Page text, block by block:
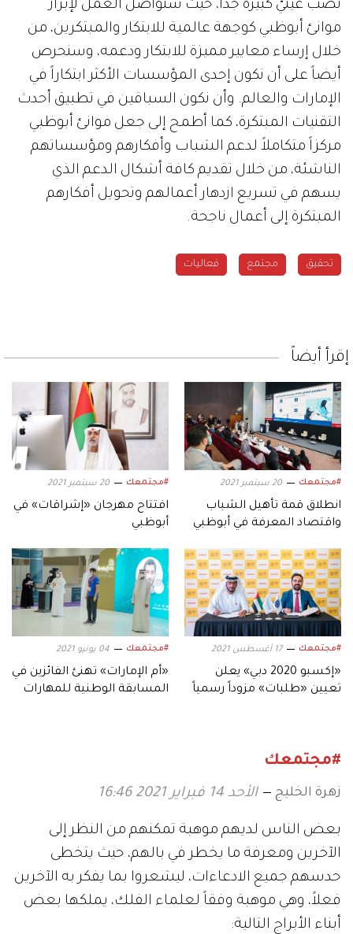
نصب عينيّ كبيرة جداً، حيث سنواصل العمل لإبراز
موانئ أبوظبي كوجهة عالمية للابتكار والمبتكرين، من
خلال إرساء معايير مميزة للابتكار ودعمه، وسنحرص
أيضاً على أن نكون إحدى المؤسسات الأكثر ابتكاراً في
الإمارات والعالم. وأن نكون السباقين في تطبيق أحدث
التقنيات المبتكرة، كما أطمح إلى جعل موانئ أبوظبي
مركزاً متكاملاً لدعم الشباب وأفكارهم ومؤسساتهم
الناشئة، من خلال تقديم كافة أشكال الدعم الذي
يسهم في تسريع ازدهار أعمالهم وتحويل أفكارهم
المبتكرة إلى أعمال ناجحة.
تحقيق مجتمع فعاليات
إقرأ أيضاً
#مجتمعك 20 سبتمبر 2021
انطلاق قمة تأهيل الشباب
واقتصاد المعرفة في أبوظبي
#مجتمعك 20 سبتمبر 2021
افتتاح مهرجان «إشراقات» في
أبوظبي
#مجتمعك 17 أغسطس 2021
«إكسبو 2020 دبي» يعلن
تعيين «طلبات» مزوداً رسمياً
#مجتمعك 04 يونيو 2021
«أم الإمارات» تهنئ الفائزين في
المسابقة الوطنية للمهارات
#مجتمعك
زهرة الخليج الأحد 14 فبراير 2021 16:46
بعض الناس لديهم موهبة تمكنهم من النظر إلى
الآخرين ومعرفة ما يخطر في بالهم، حيث يتخطى
حدسهم جميع الادعاءات، ليشعروا بما يفكر به الآخرين
فعلاً، وهي موهبة وفقاً لعلماء الفلك، يملكها بعض
أبناء الأبراج التالية: